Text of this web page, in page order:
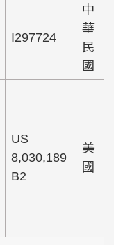
I297724
中
華
民
國
US
8,030,189
B2
美
國